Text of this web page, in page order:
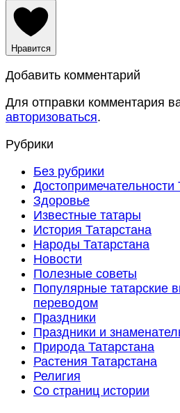
Нравится
Добавить комментарий
Для отправки комментария
авторизоваться.
Рубрики
Без рубрики
Достопримечательности
Здоровье
Известные татары
История Татарстана
Народы Татарстана
Новости
Полезные советы
Популярные татарские
переводом
Праздники
Праздники и
Природа Татарстана
Растения Татарстана
Религия
Со страниц истории